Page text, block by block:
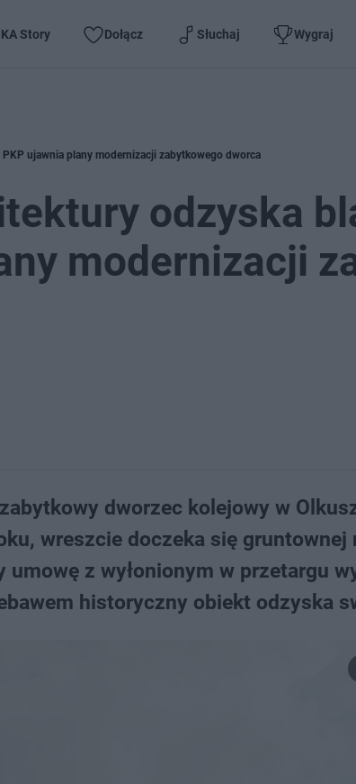
Story Dołącz Słuchaj Wygraj
PKP ujawnia plany modernizacji zabytkowego dworca
odzyska
modernizacji
dworzec kolejowy w
wreszcie doczeka się
umowę z wyłonionym w przetargu
historyczny obiekt odzyska